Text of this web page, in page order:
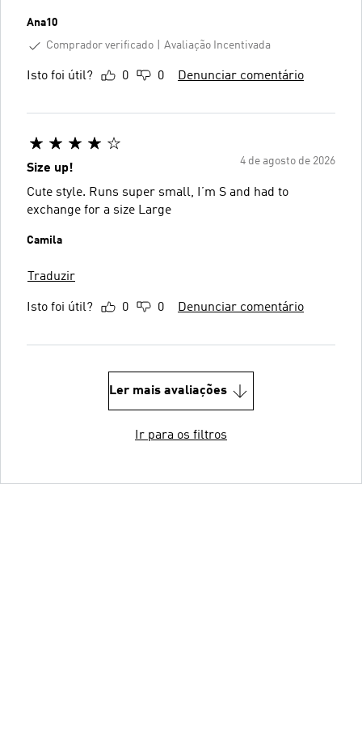
Ana10
Comprador verificado
Avaliação Incentivada
Isto foi útil? 0 0 Denunciar comentário
4 de agosto de 2026
Size up!
Cute style. Runs super small, I’m S and had to
exchange for a size Large
Camila
Traduzir
Isto foi útil? 0 0 Denunciar comentário
Ler mais avaliações
Ir para os filtros